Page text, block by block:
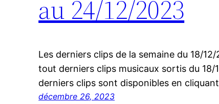
au 24/12/2023
Les derniers clips de la semaine du 18/
tout derniers clips musicaux sortis du
derniers clips sont disponibles en
décembre 26, 2023